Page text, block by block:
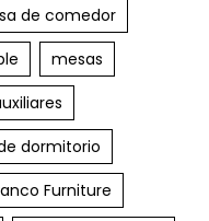
de comedor
mesas
dormitorio
Furniture